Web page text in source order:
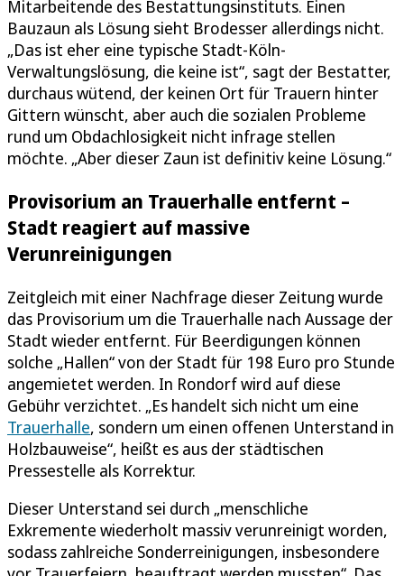
Mitarbeitende des Bestattungsinstituts. Einen
Bauzaun als Lösung sieht Brodesser allerdings nicht.
„Das ist eher eine typische Stadt-Köln-
Verwaltungslösung, die keine ist“, sagt der Bestatter,
durchaus wütend, der keinen Ort für Trauern hinter
Gittern wünscht, aber auch die sozialen Probleme
rund um Obdachlosigkeit nicht infrage stellen
möchte. „Aber dieser Zaun ist definitiv keine Lösung.“
Provisorium an Trauerhalle entfernt –
Stadt reagiert auf massive
Verunreinigungen
Zeitgleich mit einer Nachfrage dieser Zeitung wurde
das Provisorium um die Trauerhalle nach Aussage der
Stadt wieder entfernt. Für Beerdigungen können
solche „Hallen“ von der Stadt für 198 Euro pro Stunde
angemietet werden. In Rondorf wird auf diese
Gebühr verzichtet. „Es handelt sich nicht um eine
Trauerhalle, sondern um einen offenen Unterstand in
Holzbauweise“, heißt es aus der städtischen
Pressestelle als Korrektur.
Dieser Unterstand sei durch „menschliche
Exkremente wiederholt massiv verunreinigt worden,
sodass zahlreiche Sonderreinigungen, insbesondere